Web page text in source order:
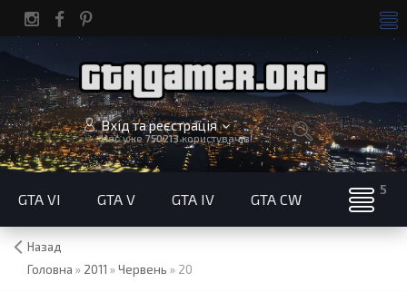
Вхід та реєстрація
Нас уже750213користувачів!
GTA VI GTA V GTA IV GTA CW
Назад
Головна » 2011 »Червень » 20